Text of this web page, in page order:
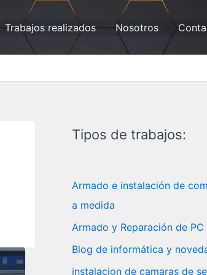
Trabajos realizados Nosotros
Tipos de trabajos:
Armado e instalación de
a medida
Armado y Reparación de PC
Blog de informática y
instalacion de camaras de